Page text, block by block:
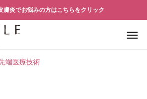
膚炎でお悩みの方はこちらをクリック
端医療技術